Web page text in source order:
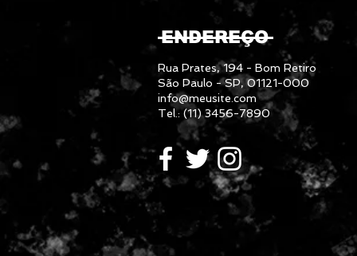
ENDEREÇO
Rua Prates, 194 - Bom Retiro
São Paulo - SP, 01121-000
info@meusite.com
Tel.: (11) 3456-7890